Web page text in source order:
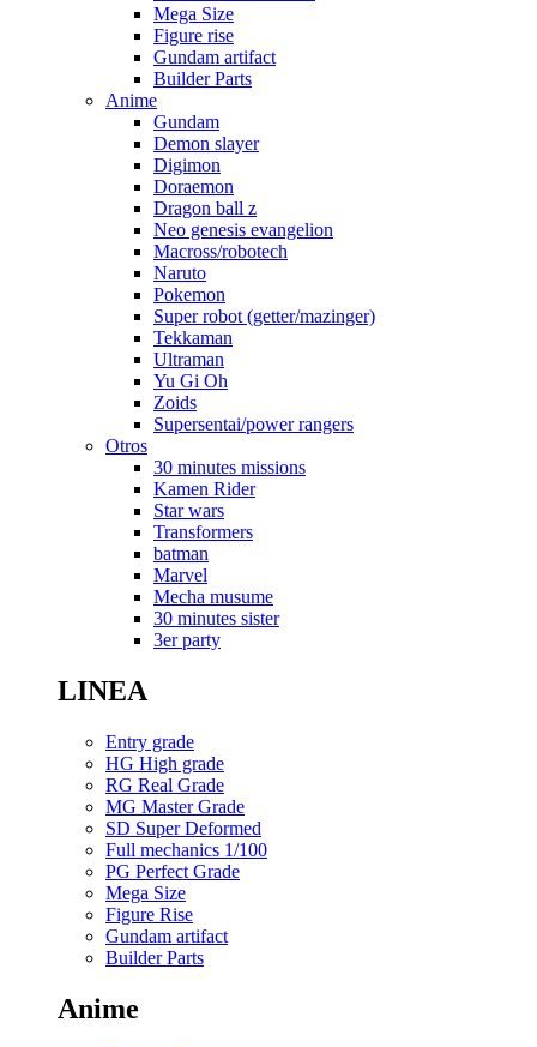
Mega Size
Figure rise
Gundam artifact
Builder Parts
Anime
Gundam
Demon slayer
Digimon
Doraemon
Dragon ball z
Neo genesis evangelion
Macross/robotech
Naruto
Pokemon
Super robot (getter/mazinger)
Tekkaman
Ultraman
Yu Gi Oh
Zoids
Supersentai/power rangers
Otros
30 minutes missions
Kamen Rider
Star wars
Transformers
batman
Marvel
Mecha musume
30 minutes sister
3er party
LINEA
Entry grade
HG High grade
RG Real Grade
MG Master Grade
SD Super Deformed
Full mechanics 1/100
PG Perfect Grade
Mega Size
Figure Rise
Gundam artifact
Builder Parts
Anime